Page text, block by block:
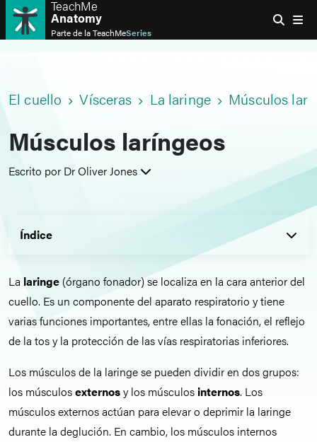
TeachMe
Anatomy
Parte de laTeachMeSeries
El cuello Vísceras La laringe Músculos
Músculos laríngeos
Escrito por Dr Oliver Jones
Índice
La laringe (órgano fonador) se localiza en la cara anterior del
cuello. Es un componente del aparato respiratorio y tiene
varias funciones importantes, entre ellas la fonación, el reflejo
de la tos y la protección de las vías respiratorias inferiores.
Los músculos de la laringe se pueden dividir en dos grupos:
los músculosexternosy los músculos internos. Los
músculos externos actúan para elevar o deprimir la laringe
durante la deglución. En cambio, los músculos internos